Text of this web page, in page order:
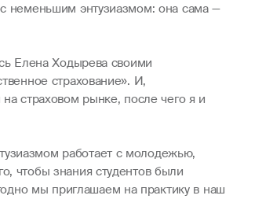
неменьшим энтузиазмом: она сама —
Елена Ходырева своими
страхование». И,
страховом рынке, после чего я и
работает с молодежью,
чтобы знания студентов были
мы приглашаем на практику в наш